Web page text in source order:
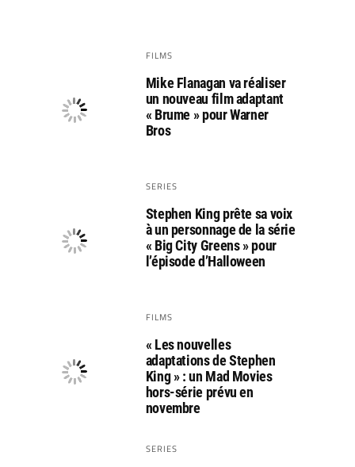
FILMS
Mike Flanagan va réaliser
un nouveau film adaptant
« Brume » pour Warner
Bros
SERIES
Stephen King prête sa voix
à un personnage de la série
« Big City Greens » pour
l’épisode d’Halloween
FILMS
« Les nouvelles
adaptations de Stephen
King » : un Mad Movies
hors-série prévu en
novembre
SERIES